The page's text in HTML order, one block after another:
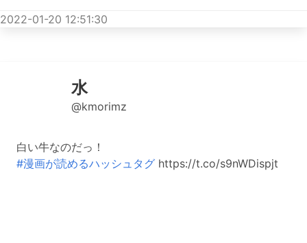
2022-01-20 12:51:30
水
@kmorimz
白い牛なのだっ！
#漫画が読めるハッシュタグ https://t.co/s9nWDispjt